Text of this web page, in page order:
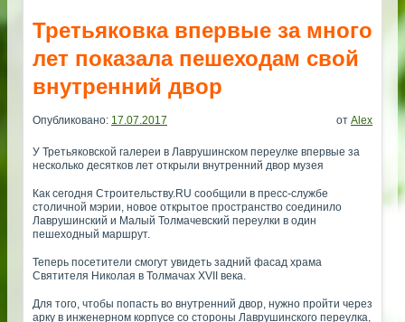
Третьяковка впервые за много
лет показала пешеходам свой
внутренний двор
Опубликовано: 17.07.2017 от Alex
У Третьяковской галереи в Лаврушинском переулке впервые за
несколько десятков лет открыли внутренний двор музея
Как сегодня Строительству.RU сообщили в пресс-службе
столичной мэрии, новое открытое пространство соединило
Лаврушинский и Малый Толмачевский переулки в один
пешеходный маршрут.
Теперь посетители смогут увидеть задний фасад храма
Святителя Николая в Толмачах XVII века.
Для того, чтобы попасть во внутренний двор, нужно пройти через
арку в инженерном корпусе со стороны Лаврушинского переулка,